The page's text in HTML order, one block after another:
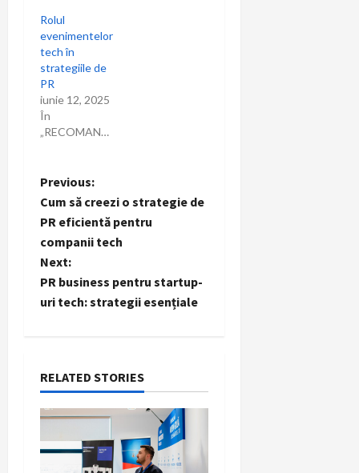
Rolul
evenimentelor
tech în
strategiile de
PR
iunie 12, 2025
În
„RECOMANDARI”
P
o
s
t
v
i
g
Previous:
Cum să creezi o strategie de
PR eficientă pentru
companii tech
Next:
PR business pentru startup-
uri tech: strategii esențiale
RELATED STORIES